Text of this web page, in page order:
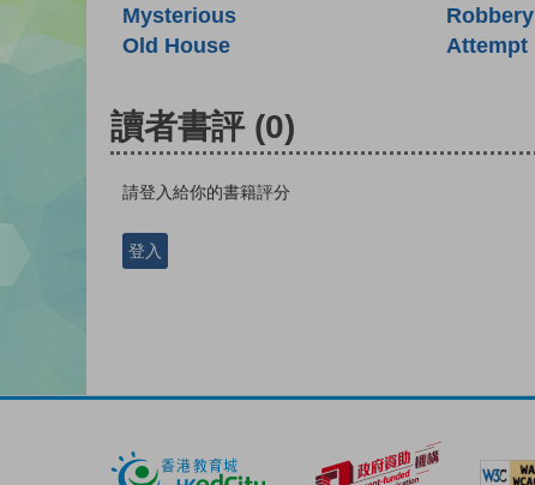
Mysterious
Old House
Robbery
Attempt
讀者書評 (0)
請登入給你的書籍評分
登入